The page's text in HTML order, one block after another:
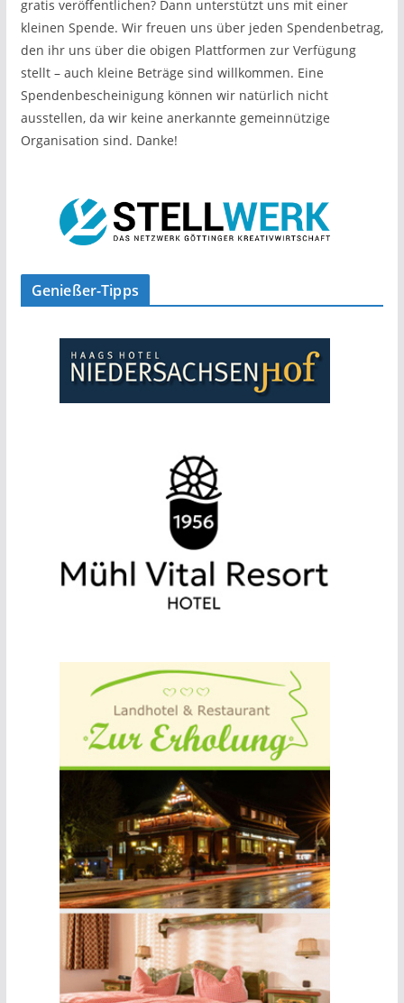
gratis veröffentlichen? Dann unterstützt uns mit einer
kleinen Spende. Wir freuen uns über jeden Spendenbetrag,
den ihr uns über die obigen Plattformen zur Verfügung
stellt – auch kleine Beträge sind willkommen. Eine
Spendenbescheinigung können wir natürlich nicht
ausstellen, da wir keine anerkannte gemeinnützige
Organisation sind. Danke!
Genießer-Tipps